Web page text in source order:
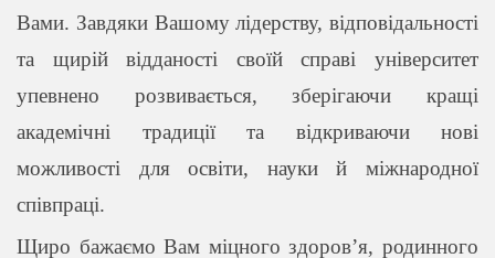
Вами. Завдяки Вашому лідерству, відповідальності
та щирій відданості своїй справі університет
упевнено розвивається, зберігаючи кращі
академічні традиції та відкриваючи нові
можливості для освіти, науки й міжнародної
співпраці.
Щиро бажаємо Вам міцного здоров’я, родинного